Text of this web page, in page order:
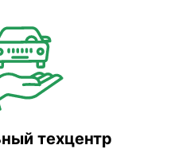
техцентр